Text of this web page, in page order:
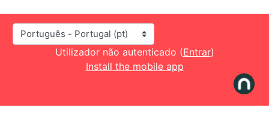
Idioma
Utilizador não autenticado (Entrar)
Install the mobile app